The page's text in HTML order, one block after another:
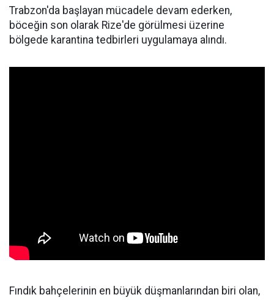
Trabzon'da başlayan mücadele devam ederken,
böceğin son olarak Rize'de görülmesi üzerine
bölgede karantina tedbirleri uygulamaya alındı.
Fındık bahçelerinin en büyük düşmanlarından biri olan,